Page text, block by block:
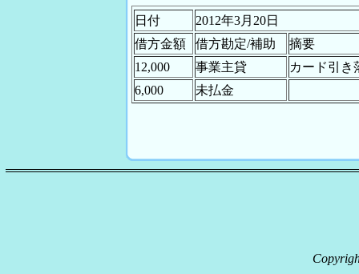
日付
2012年3月20日
借方金額
借方勘定/補助
摘要
12,000
事業主貸
カード引き
6,000
未払金